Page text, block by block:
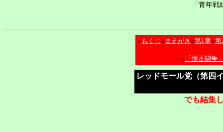
「青年
● もくじ ● まえがき ●第1章●第
● 「懐古闘争
レッドモール党（第四
でも結集